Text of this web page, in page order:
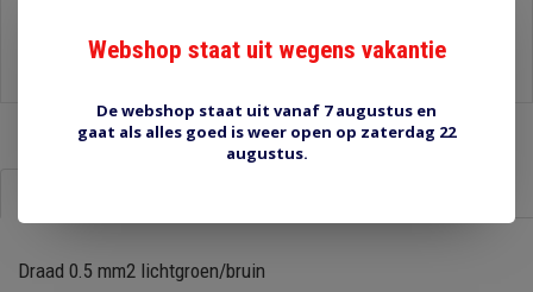
Stel een vraag over dit product
Draad 0.5 mm2 lichtgroen/bruin
Webshop staat uit wegens vakantie
De webshop staat uit vanaf 7 augustus en
gaat als alles goed is weer open op zaterdag 22
augustus.